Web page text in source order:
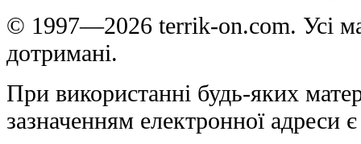
© 1997—2026 terrik-on.com. Усі
дотримані.
При використанні будь-яких
зазначенням електронної адреси